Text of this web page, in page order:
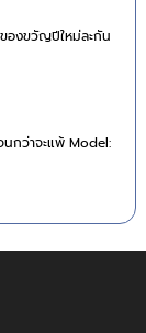
ของขวัญปีใหม่ละกัน
นกว่าจะแพ้ Model: